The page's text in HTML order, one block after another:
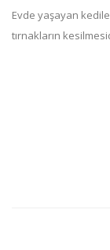
Evde yaşayan
tırnakların